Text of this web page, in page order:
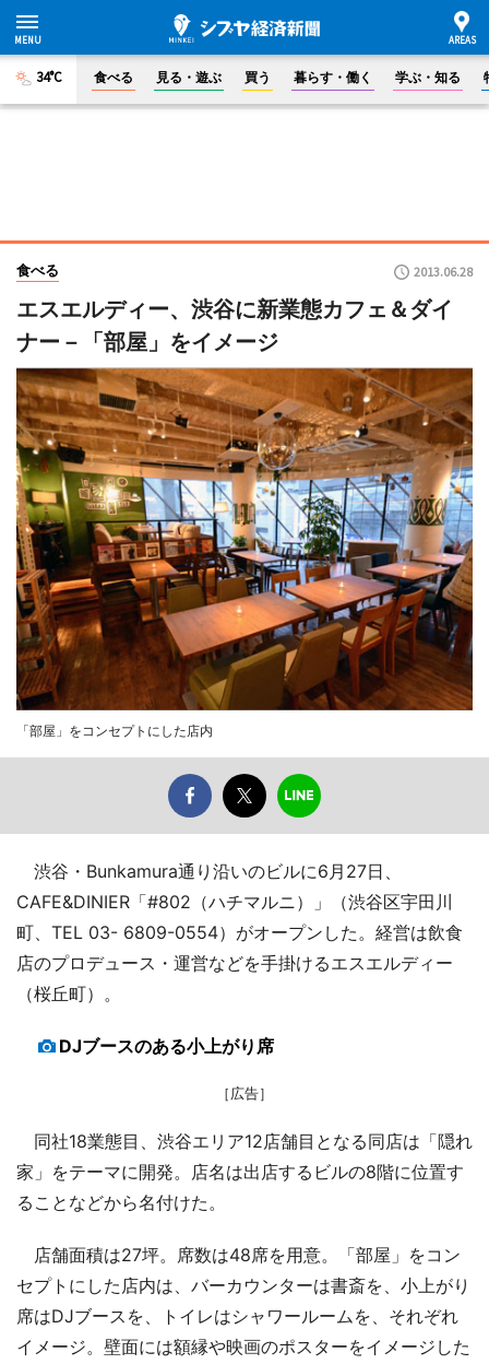
34°C 食べる 見る・遊ぶ 買う 暮らす・働く 学ぶ・知る
食べる 2013.06.28
エスエルディー、渋谷に新業態カフェ＆ダイ
ナー－「部屋」をイメージ
「部屋」をコンセプトにした店内
渋谷・Bunkamura通り沿いのビルに6月27日、
CAFE&DINIER「#802（ハチマルニ）」（渋谷区宇田川
町、TEL 03- 6809-0554）がオープンした。経営は飲食
店のプロデュース・運営などを手掛けるエスエルディー
（桜丘町）。
DJブースのある小上がり席
［広告］
同社18業態目、渋谷エリア12店舗目となる同店は「隠れ
家」をテーマに開発。店名は出店するビルの8階に位置す
ることなどから名付けた。
店舗面積は27坪。席数は48席を用意。「部屋」をコン
セプトにした店内は、バーカウンターは書斎を、小上がり
席はDJブースを、トイレはシャワールームを、それぞれ
イメージ。壁面には額縁や映画のポスターをイメージした